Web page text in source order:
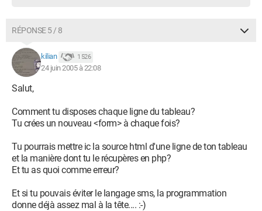
RÉPONSE 5 / 8
kilian 1 526
24 juin 2005 à 22:08
Salut,
Comment tu disposes chaque ligne du tableau?
Tu crées un nouveau <form> à chaque fois?
Tu pourrais mettre ic la source html d'une ligne de ton tableau
et la manière dont tu le récupères en php?
Et tu as quoi comme erreur?
Et si tu pouvais éviter le langage sms, la programmation
donne déjà assez mal à la tête.... :-)